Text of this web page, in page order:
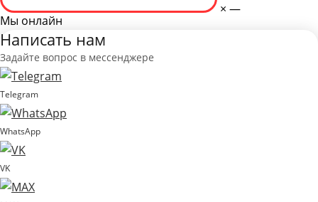
× —
Мы онлайн
Написать нам
Задайте вопрос в мессенджере
Telegram
WhatsApp
VK